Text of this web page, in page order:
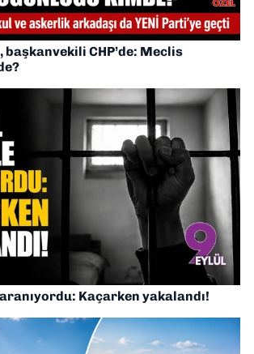
CHP’de: Meclis
Kaçarken yakalandı!